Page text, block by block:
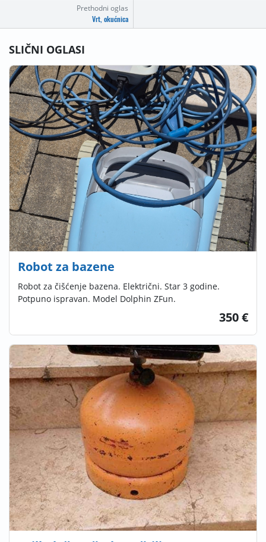
Prethodni oglas
Vrt, okućnica
SLIČNI OGLASI
Robot za bazene
Robot za čišćenje bazena. Električni. Star 3 godine.
Potpuno ispravan. Model Dolphin ZFun.
350 €